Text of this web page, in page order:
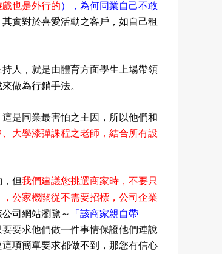
也是外行的），為何同業自己不敢
實對於喜愛活動之客戶，如自己租
人，就是由體育方面學生上場帶領
做為行銷手法。
是同業最害怕之主因，所以他們和
、大學漆彈課程之老師，結合所有設
但我們建議您挑選商家時，不要只
，公家機關從不需要招標，公司企業
公司網站瀏覽～ 「該商家親自帶
要求他們做一件事情保證他們連說
項簡單要求都做不到，那您有信心